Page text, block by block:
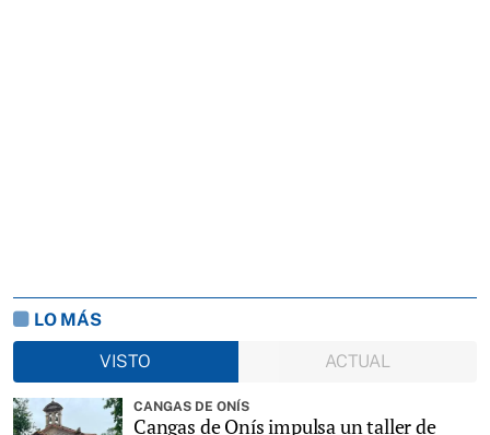
LO MÁS
VISTO
ACTUAL
CANGAS DE ONÍS
Cangas de Onís impulsa un taller de